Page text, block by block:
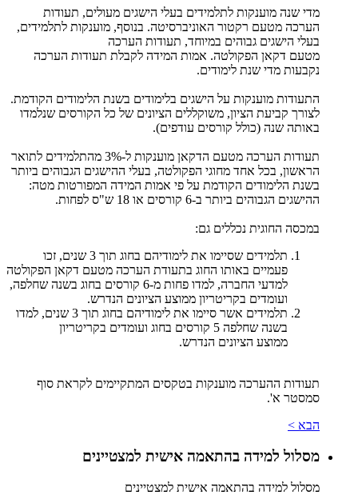
מדי שנה מוענקות לתלמידים בעלי הישגים מעולים, תעודות
הערכה מטעם רקטור האוניברסיטה. בנוסף, מוענקות לתלמידים,
בעלי הישגים גבוהים במיוחד, תעודות הערכה
מטעם דקאן הפקולטה. אמות המידה לקבלת תעודות הערכה
נקבעות מדי שנת לימודים.
התעודות מוענקות על הישגים בלימודים בשנת הלימודים הקודמת.
לצורך קביעת הציון, משוקללים הציונים של כל הקורסים שנלמדו
באותה שנה (כולל קורסים עודפים).
תעודות הערכה מטעם הדקאן מוענקות ל-3% מהתלמידים לתואר
הראשון, בכל אחד מחוגי הפקולטה, בעלי ההישגים הגבוהים ביותר
בשנת הלימודים הקודמת על פי אמות המידה המפורטות מטה:
ההישגים הגבוהים ביותר ב-6 קורסים או 18 ש"ס לפחות.
במכסה החוגית נכללים גם:
תלמידים שסיימו את לימודיהם בחוג תוך 3 שנים, זכו
פעמיים באותו החוג בתעודת הערכה מטעם דקאן הפקולטה
למדעי החברה, למדו פחות מ-6 קורסים בחוג בשנה שחלפה,
ועומדים בקריטריון ממוצע הציונים הנדרש.
תלמידים אשר סיימו את לימודיהם בחוג תוך 3 שנים, למדו
בשנה שחלפה 5 קורסים בחוג ועומדים בקריטריון
ממוצע הציונים הנדרש.
תעודות ההערכה מוענקות בטקסים המתקיימים לקראת סוף
סמסטר א'.
הבא >
מסלול למידה בהתאמה אישית למצטיינים
מסלול למידה בהתאמה אישית למצטיינים